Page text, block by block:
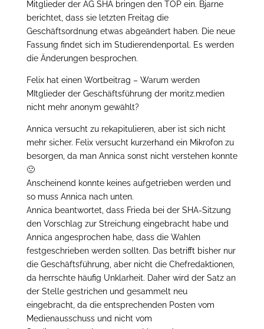
Mitglieder der AG SHA bringen den TOP ein. Bjarne
berichtet, dass sie letzten Freitag die
Geschäftsordnung etwas abgeändert haben. Die neue
Fassung findet sich im Studierendenportal. Es werden
die Änderungen besprochen.
Felix hat einen Wortbeitrag – Warum werden
MItglieder der Geschäftsführung der moritz.medien
nicht mehr anonym gewählt?
Annica versucht zu rekapitulieren, aber ist sich nicht
mehr sicher. Felix versucht kurzerhand ein Mikrofon zu
besorgen, da man Annica sonst nicht verstehen konnte
🙁
Anscheinend konnte keines aufgetrieben werden und
so muss Annica nach unten.
Annica beantwortet, dass Frieda bei der SHA-Sitzung
den Vorschlag zur Streichung eingebracht habe und
Annica angesprochen habe, dass die Wahlen
festgeschrieben werden sollten. Das betrifft bisher nur
die Geschäftsführung, aber nicht die Chefredaktionen,
da herrschte häufig Unklarheit. Daher wird der Satz an
der Stelle gestrichen und gesammelt neu
eingebracht, da die entsprechenden Posten vom
Medienausschuss und nicht vom